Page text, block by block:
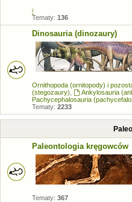
/
Tematy: 136
Dinosauria (dinozaury)
Ornithopoda (ornitopody) i
(stegozaury)
Ankylosauria
Pachycephalosauria
Tematy: 2233
Paleontologia kręgowców
Tematy: 367